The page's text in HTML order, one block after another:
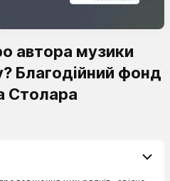
автора музики
Благодійний фонд
Столара